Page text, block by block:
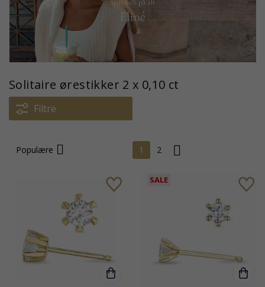
Solitaire ørestikker 2 x 0,10 ct
Filtre
Populære 1 2
SALE